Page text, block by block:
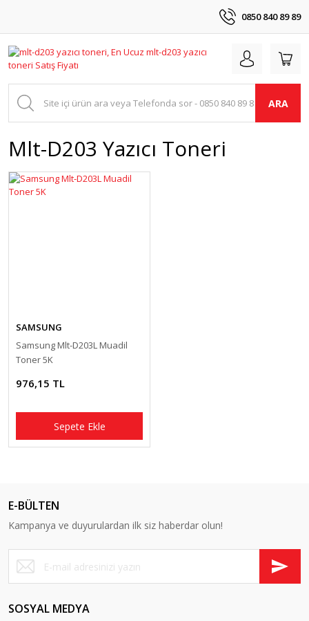
0850 840 89 89
ARA
Mlt-D203 Yazıcı Toneri
SAMSUNG
Samsung Mlt-D203L Muadil
Toner 5K
976,15 TL
Sepete Ekle
E-BÜLTEN
Kampanya ve duyurulardan ilk siz haberdar olun!
SOSYAL MEDYA